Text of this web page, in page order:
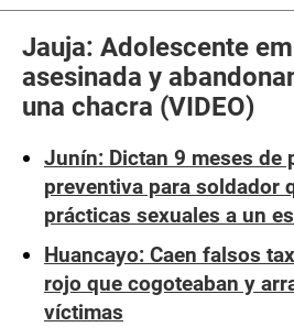
Jauja: Adolescente
asesinada y
una chacra (VIDEO)
Junín: Dictan 9 meses de
preventiva para soldador
prácticas sexuales a un
Huancayo: Caen falsos
rojo que cogoteaban y
víctimas